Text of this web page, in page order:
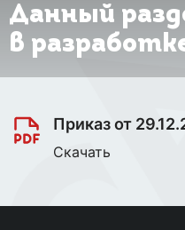
Данный
в
Приказ от
Скачать